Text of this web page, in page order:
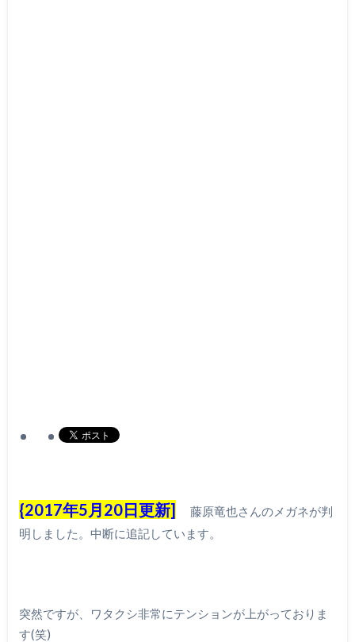
{2017年5月20日更新] 藤原竜也さんのメガネが判
明しました。中断に追記しています。
突然ですが、ワタクシ非常にテンションが上がっておりま
す(笑)